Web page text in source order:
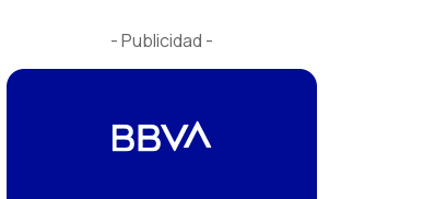
- Publicidad -